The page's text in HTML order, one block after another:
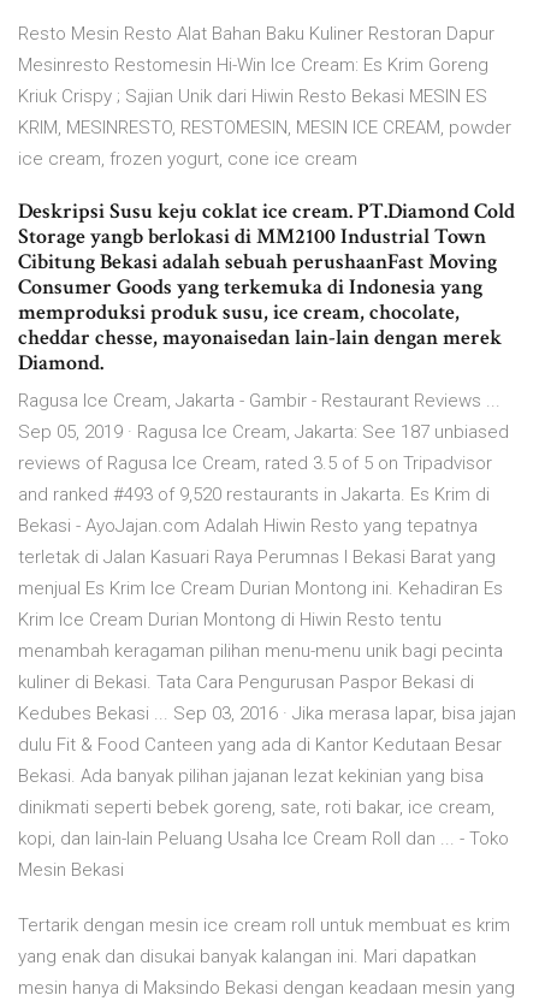
Resto Mesin Resto Alat Bahan Baku Kuliner Restoran Dapur
Mesinresto Restomesin Hi-Win Ice Cream: Es Krim Goreng
Kriuk Crispy ; Sajian Unik dari Hiwin Resto Bekasi MESIN ES
KRIM, MESINRESTO, RESTOMESIN, MESIN ICE CREAM, powder
ice cream, frozen yogurt, cone ice cream
Deskripsi Susu keju coklat ice cream. PT.Diamond Cold
Storage yangb berlokasi di MM2100 Industrial Town
Cibitung Bekasi adalah sebuah perushaanFast Moving
Consumer Goods yang terkemuka di Indonesia yang
memproduksi produk susu, ice cream, chocolate,
cheddar chesse, mayonaisedan lain-lain dengan merek
Diamond.
Ragusa Ice Cream, Jakarta - Gambir - Restaurant Reviews ...
Sep 05, 2019 · Ragusa Ice Cream, Jakarta: See 187 unbiased
reviews of Ragusa Ice Cream, rated 3.5 of 5 on Tripadvisor
and ranked #493 of 9,520 restaurants in Jakarta. Es Krim di
Bekasi - AyoJajan.com Adalah Hiwin Resto yang tepatnya
terletak di Jalan Kasuari Raya Perumnas I Bekasi Barat yang
menjual Es Krim Ice Cream Durian Montong ini. Kehadiran Es
Krim Ice Cream Durian Montong di Hiwin Resto tentu
menambah keragaman pilihan menu-menu unik bagi pecinta
kuliner di Bekasi. Tata Cara Pengurusan Paspor Bekasi di
Kedubes Bekasi ... Sep 03, 2016 · Jika merasa lapar, bisa jajan
dulu Fit & Food Canteen yang ada di Kantor Kedutaan Besar
Bekasi. Ada banyak pilihan jajanan lezat kekinian yang bisa
dinikmati seperti bebek goreng, sate, roti bakar, ice cream,
kopi, dan lain-lain Peluang Usaha Ice Cream Roll dan ... - Toko
Mesin Bekasi
Tertarik dengan mesin ice cream roll untuk membuat es krim
yang enak dan disukai banyak kalangan ini. Mari dapatkan
mesin hanya di Maksindo Bekasi dengan keadaan mesin yang